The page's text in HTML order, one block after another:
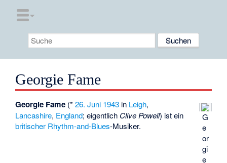
Georgie Fame
G
e
or
gi
e
Georgie Fame (*26. Juni 1943 in Leigh,
Lancashire, England; eigentlich Clive Powell) ist ein
britischer Rhythm-and-Blues-Musiker.